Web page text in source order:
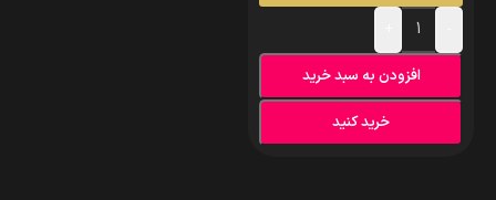
افزودن به سبد خرید
خرید کنید